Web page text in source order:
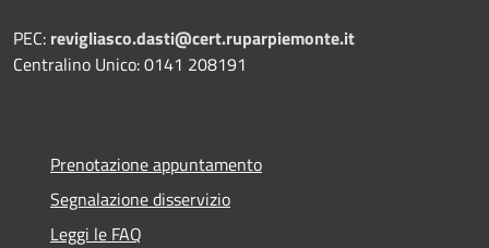
PEC: revigliasco.dasti@cert.ruparpiemonte.it
Centralino Unico: 0141 208191
Prenotazione appuntamento
Segnalazione disservizio
Leggi le FAQ